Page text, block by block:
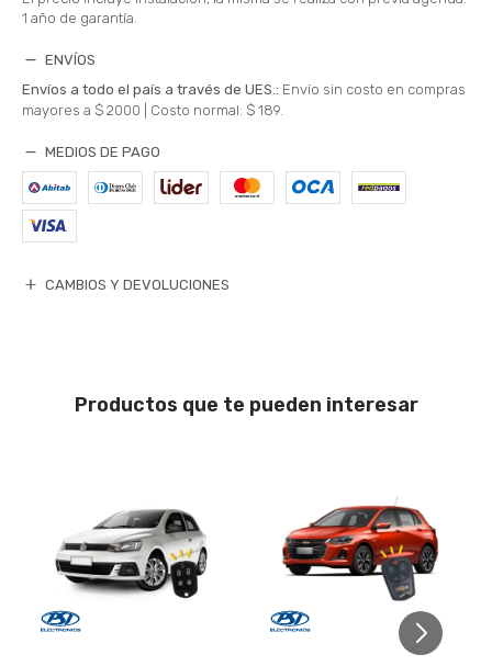
1 año de garantía.
ENVÍOS
Envíos a todo el país a través de UES.: Envío sin costo en compras
mayores a $ 2000 | Costo normal: $ 189.
MEDIOS DE PAGO
CAMBIOS Y DEVOLUCIONES
Productos que te pueden interesar